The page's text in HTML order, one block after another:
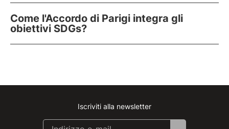
Come l'Accordo di Parigi integra gli
obiettivi SDGs?
Instagram
Facebook
Linkedin
Youtube
Iscriviti alla newsletter